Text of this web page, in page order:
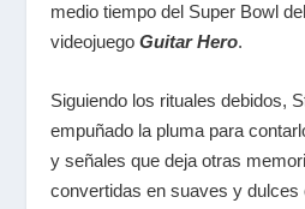
medio tiempo del Super Bowl
videojuegoGuitar Hero.
Siguiendo los rituales debidos,
empuñado la pluma para
y señales que deja otras
convertidas en suaves y dulces